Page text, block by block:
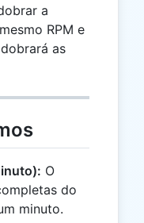
a
RPM e
as
O
do
minuto.